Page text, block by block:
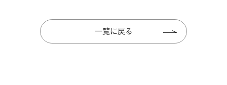
一覧に戻る